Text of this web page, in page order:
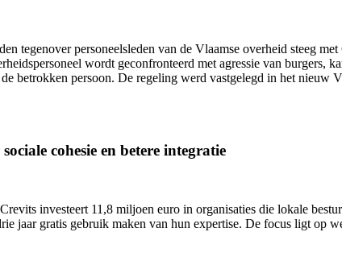
tegenover personeelsleden van de Vlaamse overheid steeg met
wordt geconfronteerd met agressie van
betrokken persoon. De regeling werd vastgelegd in het nieuw
cohesie en betere integratie
investeert 11,8 miljoen euro in organisaties die lokale
jaar gratis gebruik maken van hun expertise. De focus ligt op